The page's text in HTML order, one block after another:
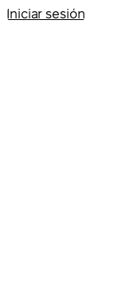
Iniciar sesión